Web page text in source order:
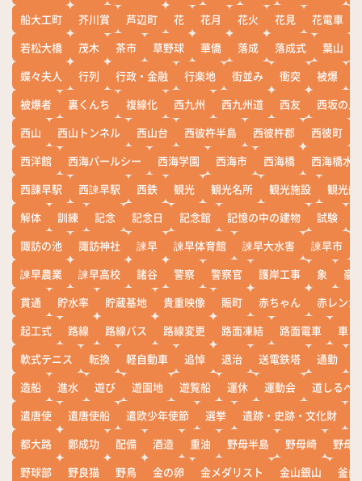
船大工町
芥川賞 芦辺町 花 花月 花火 花見 花電車
若松大橋
茂木 茶市 草野球 華僑 落成 落成式 葉山
蝶々夫人
行列 行政・金融 行楽地 街並み 衝突 被爆
被爆者
裏くんち 複線化 西九州 西九州道 西友
西坂の丘
西山
西山トンネル 西山台 西彼杵半島 西彼杵郡 西彼町
西洋館
西海パールシー 西海学園 西海市 西海橋
西海橋水
西諌早駅
西諫早駅 西鉄 観光 観光名所 観光施設
観光船
解体
訓練 記念 記念日 記念館 記憶の中の建物 試験
諏訪の池
諏訪神社 諫早 諫早体育館 諫早大水害 諫早市
諫早農業
諫早高校 諸谷 警察 警察官 護岸工事 象
豪
貫通
貯水率 貯蔵基地 貴重映像 賑町 赤ちゃん
赤レンガ
起工式
路線 路線バス 路線変更 路面凍結 路面電車
車
軟式テニス
転換 軽自動車 追悼 退治 送電鉄塔 通勤
造船
進水 遊び 遊園地 遊覧船 運休 運動会
道しるべ
遣唐使
遣唐使船 遣欧少年使節 選挙 遺跡・史跡・文化財
都大路
鄭成功 配備 酒造 重油 野母半島 野母崎
野母
野球部
野良猫 野鳥 金の卵 金メダリスト 金山銀山
釜山